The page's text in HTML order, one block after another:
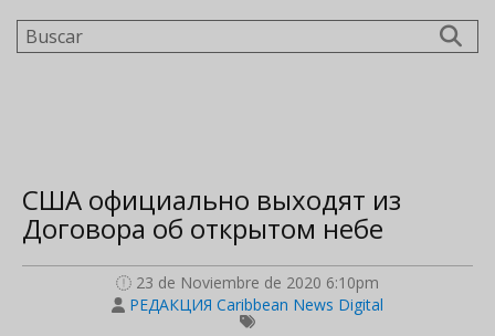
Buscar
США официально выходят из
Договора об открытом небе
23 de Noviembre de 2020 6:10pm
РЕДАКЦИЯ Caribbean News Digital